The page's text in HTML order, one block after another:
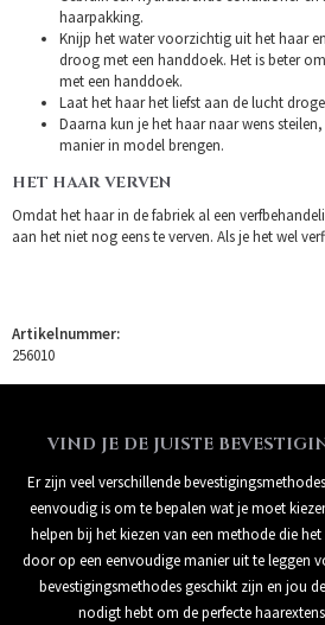
haarpakking.
Knijp het water voorzichtig uit het haar
droog met een handdoek. Het is beter
met een handdoek.
Laat het haar het liefst aan de lucht
Daarna kun je het haar naar wens
manier in model brengen.
HET HAAR VERVEN
Omdat het haar in de fabriek al een
aan het niet nog eens te verven. Als je het wel
Artikelnummer:
256010
VIND JE DE JUISTE
Er zijn veel verschillende
eenvoudig is om te bepalen wat je moet
helpen bij het kiezen van een methode die
door op een eenvoudige manier uit te leggen
bevestigingsmethodes geschikt zijn en jou
nodigt hebt om de perfecte